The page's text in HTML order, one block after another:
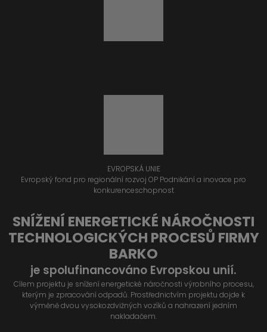
EVROPSKÁ UNIE
Evropský fond pro regionální rozvoj OP Podnikání a inovace pro
konkurenceschopnost
SNÍŽENÍ ENERGETICKÉ NÁROČNOSTI
TECHNOLOGICKÝCH PROCESŮ FIRMY
BARKO
je spolufinancováno Evropskou unií.
Cílem projektu je snížení energetické náročnosti výrobního procesu,
kterým je zpracování odpadů. Prostřednictvím projektu dojde k
výměně dvou vysokozdvižných vozíků a nahrazení jedním
nakladačem.